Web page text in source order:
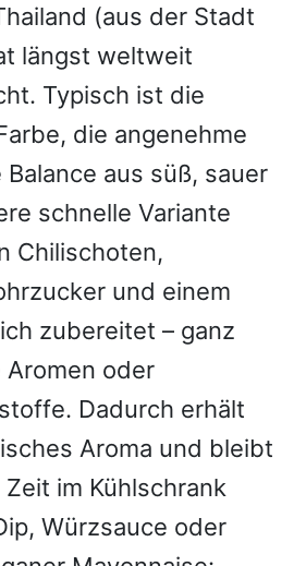
(aus der Stadt
längst weltweit
Typisch ist die
die angenehme
aus süß, sauer
schnelle Variante
Chilischoten,
und einem
zubereitet – ganz
oder
Dadurch erhält
Aroma und bleibt
im Kühlschrank
Würzsauce oder